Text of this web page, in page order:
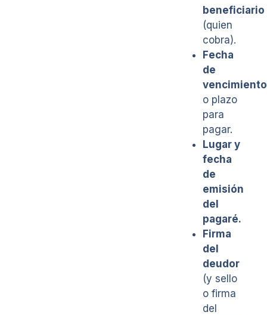
beneficiario
(quien
cobra).
Fecha
de
vencimiento
o plazo
para
pagar.
Lugar y
fecha
de
emisión
del
pagaré.
Firma
del
deudor
(y sello
o firma
del